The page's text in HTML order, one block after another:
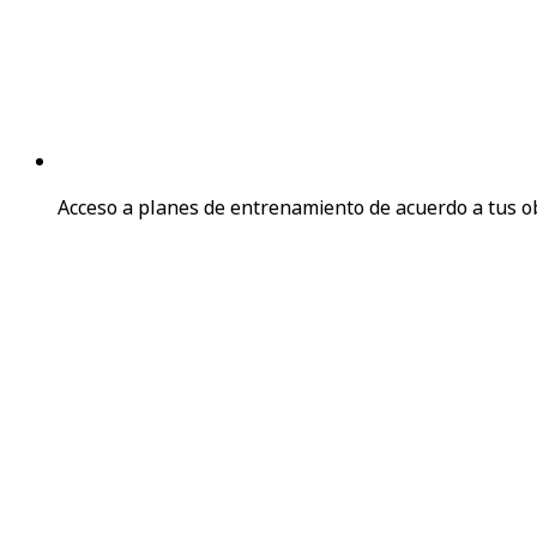
Acceso a planes de entrenamiento de acuerdo a tus